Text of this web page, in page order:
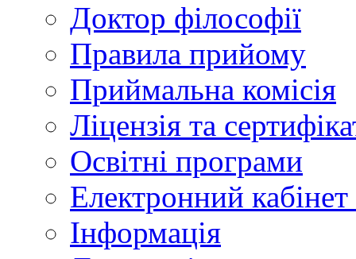
Доктор філософії
Правила прийому
Приймальна комісія
Ліцензія та
Освітні програми
Електронний
Інформація